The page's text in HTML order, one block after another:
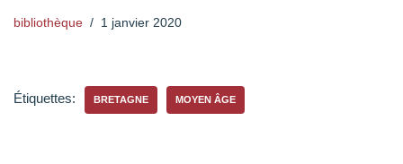
bibliothèque 1 janvier 2020
Étiquettes: BRETAGNE MOYEN ÂGE